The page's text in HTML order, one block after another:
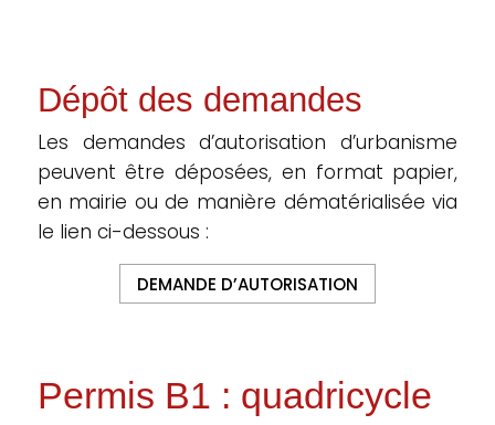
Dépôt des demandes
Les demandes d’autorisation d’urbanisme
peuvent être déposées, en format papier,
en mairie ou de manière dématérialisée via
le lien ci-dessous :
DEMANDE D’AUTORISATION
Permis B1 : quadricycle